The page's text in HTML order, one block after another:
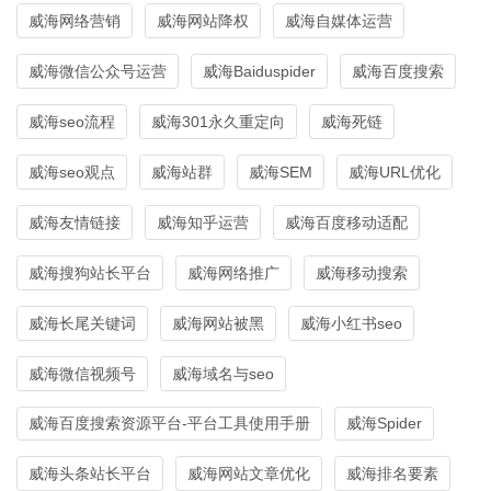
威海网络营销 威海网站降权 威海自媒体运营
威海微信公众号运营 威海Baiduspider 威海百度搜索
威海seo流程 威海301永久重定向 威海死链
威海seo观点 威海站群 威海SEM 威海URL优化
威海友情链接 威海知乎运营 威海百度移动适配
威海搜狗站长平台 威海网络推广 威海移动搜索
威海长尾关键词 威海网站被黑 威海小红书seo
威海微信视频号 威海域名与seo
威海百度搜索资源平台-平台工具使用手册 威海Spider
威海头条站长平台 威海网站文章优化 威海排名要素